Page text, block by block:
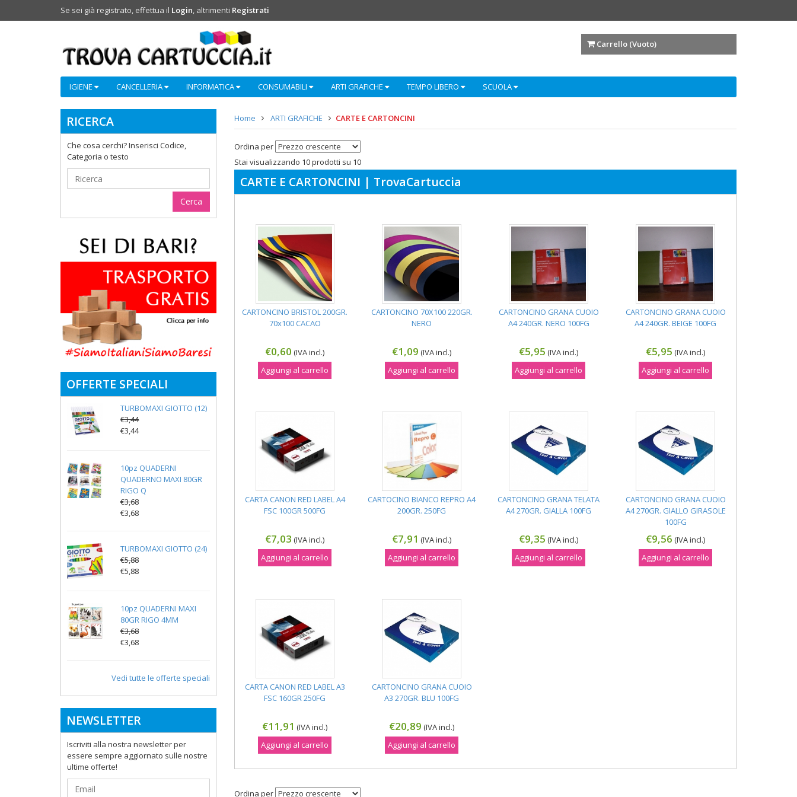
Se sei già registrato, effettua il Login, altrimenti Registrati
Carrello (Vuoto)
IGIENE CANCELLERIA INFORMATICA CONSUMABILI ARTI GRAFICHE TEMPO LIBERO SCUOLA
RICERCA
Che cosa cerchi? Inserisci Codice,
Categoria o testo
OFFERTE SPECIALI
TURBOMAXI GIOTTO (12)
€3,44
€3,44
10pz QUADERNI
QUADERNO MAXI 80GR
RIGO Q
€3,68
€3,68
TURBOMAXI GIOTTO (24)
€5,88
€5,88
10pz QUADERNI MAXI
80GR RIGO 4MM
€3,68
€3,68
Vedi tutte le offerte speciali
NEWSLETTER
Iscriviti alla nostra newsletter per
essere sempre aggiornato sulle nostre
ultime offerte!
Home ARTI GRAFICHE CARTE E CARTONCINI
Ordina per
Stai visualizzando 10 prodotti su 10
CARTE E CARTONCINI | TrovaCartuccia
CARTONCINO BRISTOL 200GR.
70x100 CACAO
€0,60 (IVA incl.)
Aggiungi al carrello
CARTONCINO 70X100 220GR.
NERO
€1,09 (IVA incl.)
Aggiungi al carrello
CARTONCINO GRANA CUOIO
A4 240GR. NERO 100FG
€5,95 (IVA incl.)
Aggiungi al carrello
CARTONCINO GRANA CUOIO
A4 240GR. BEIGE 100FG
€5,95 (IVA incl.)
Aggiungi al carrello
CARTA CANON RED LABEL A4
FSC 100GR 500FG
€7,03 (IVA incl.)
Aggiungi al carrello
CARTOCINO BIANCO REPRO A4
200GR. 250FG
€7,91 (IVA incl.)
Aggiungi al carrello
CARTONCINO GRANA TELATA
A4 270GR. GIALLA 100FG
€9,35 (IVA incl.)
Aggiungi al carrello
CARTONCINO GRANA CUOIO
A4 270GR. GIALLO GIRASOLE
100FG
€9,56 (IVA incl.)
Aggiungi al carrello
CARTA CANON RED LABEL A3
FSC 160GR 250FG
€11,91 (IVA incl.)
Aggiungi al carrello
CARTONCINO GRANA CUOIO
A3 270GR. BLU 100FG
€20,89 (IVA incl.)
Aggiungi al carrello
Ordina per